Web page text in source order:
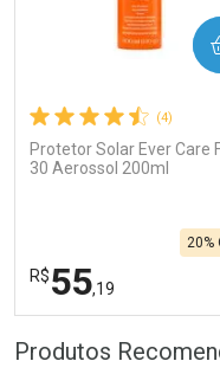
(4)
Protetor Solar Ever Care
30 Aerossol 200ml
R$55,19
20%
COMPRAR
Produtos